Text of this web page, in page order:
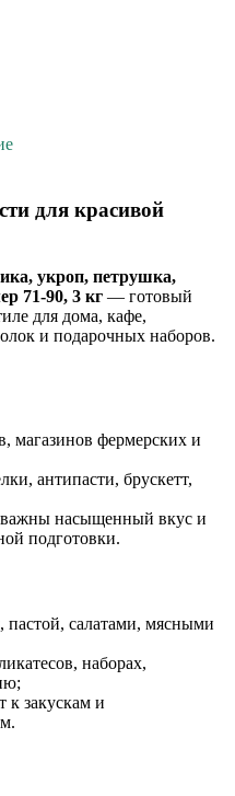
для красивой
укроп, петрушка,
71-90, 3 кг — готовый
для дома, кафе,
и подарочных наборов.
магазинов фермерских и
антипасти, брускетт,
важны насыщенный вкус и
подготовки.
пастой, салатами, мясными
наборах,
к закускам и